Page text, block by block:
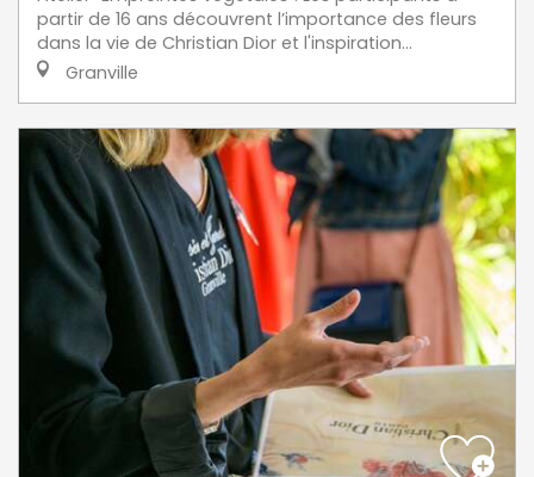
partir de 16 ans découvrent l’importance des fleurs
dans la vie de Christian Dior et l'inspiration...
Granville